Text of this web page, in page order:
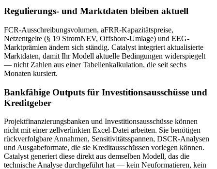
Regulierungs- und Marktdaten bleiben aktuell
FCR-Ausschreibungsvolumen, aFRR-Kapazitätspreise,
Netzentgelte (§ 19 StromNEV, Offshore-Umlage) und EEG-
Marktprämien ändern sich ständig. Catalyst integriert aktualisierte
Marktdaten, damit Ihr Modell aktuelle Bedingungen widerspiegelt
— nicht Zahlen aus einer Tabellenkalkulation, die seit sechs
Monaten kursiert.
Bankfähige Outputs für Investitionsausschüsse und
Kreditgeber
Projektfinanzierungsbanken und Investitionsausschüsse können
nicht mit einer zellverlinkten Excel-Datei arbeiten. Sie benötigen
rückverfolgbare Annahmen, Sensitivitätsspannen, DSCR-Analysen
und Ausgabeformate, die sie Kreditausschüssen vorlegen können.
Catalyst generiert diese direkt aus demselben Modell, das die
technische Analyse durchgeführt hat — kein Neuformatieren, kein